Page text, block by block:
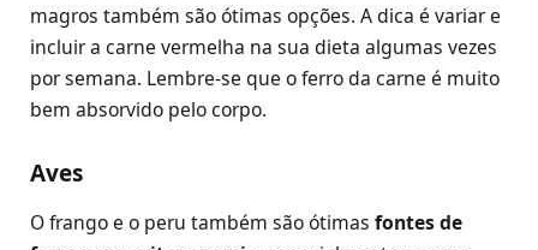
magros também são ótimas opções. A dica é variar e
incluir a carne vermelha na sua dieta algumas vezes
por semana. Lembre-se que o ferro da carne é muito
bem absorvido pelo corpo.
Aves
O frango e o peru também são ótimas fontes de